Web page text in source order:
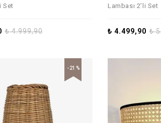
Set
₺4.999,90
Lambası 2’li Set
₺
₺ 4.499,90
-21%